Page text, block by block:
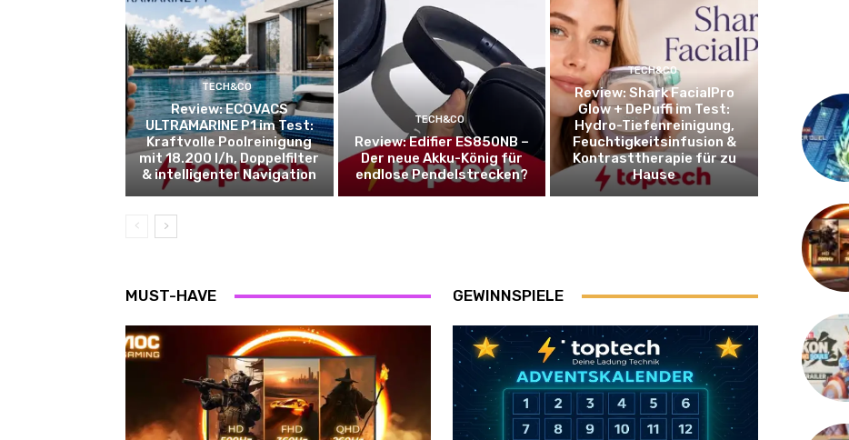
TECH&CO
Review: ECOVACS
ULTRAMARINE P1 im Test:
Kraftvolle Poolreinigung
mit 18.200 l/h, Doppelfilter
& intelligenter Navigation
TECH&CO
Review: Edifier ES850NB –
Der neue Akku-König für
endlose Pendelstrecken?
TECH&CO
Review: Shark FacialPro
Glow + DePuffi im Test:
Hydro-Tiefenreinigung,
Feuchtigkeitsinfusion &
Kontrasttherapie für zu
Hause
MUST-HAVE GEWINNSPIELE